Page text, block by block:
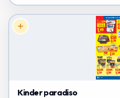
Kinder paradiso